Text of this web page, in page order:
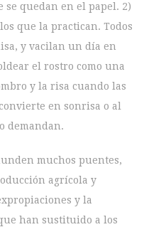
quedan en el papel. 2)
que la practican. Todos
y vacilan un día en
el rostro como una
y la risa cuando las
en sonrisa o al
demandan.
muchos puentes,
agrícola y
y la
han sustituido a los